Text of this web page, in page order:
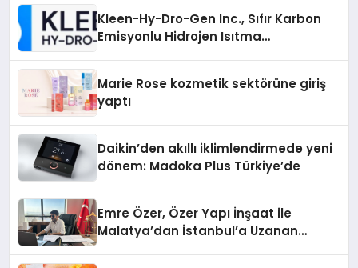
Kleen-Hy-Dro-Gen Inc., Sıfır Karbon
Emisyonlu Hidrojen Isıtma
Marie Rose kozmetik sektörüne giriş
yaptı
Daikin’den akıllı iklimlendirmede yeni
dönem: Madoka Plus Türkiye’de
Emre Özer, Özer Yapı İnşaat ile
Malatya’dan İstanbul’a Uzanan